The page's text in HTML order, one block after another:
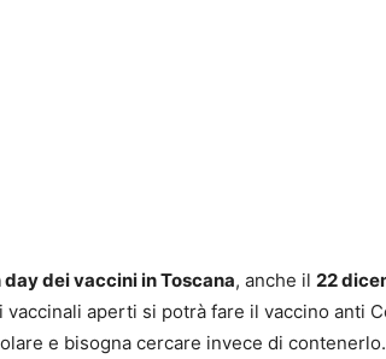
day dei vaccini in Toscana, anche il 22
vaccinali aperti si potrà fare il vaccino anti
e bisogna cercare invece di contenerlo.